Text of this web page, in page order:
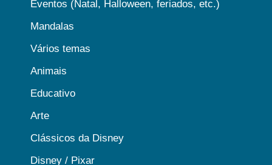
Eventos (Natal, Halloween, feriados, etc.)
Mandalas
Vários temas
Animais
Educativo
Arte
Clássicos da Disney
Disney / Pixar